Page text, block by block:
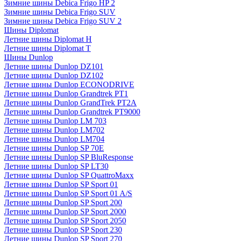
Зимние шины Debica Frigo HP 2
Зимние шины Debica Frigo SUV
Зимние шины Debica Frigo SUV 2
Шины Diplomat
Летние шины Diplomat H
Летние шины Diplomat T
Шины Dunlop
Летние шины Dunlop DZ101
Летние шины Dunlop DZ102
Летние шины Dunlop ECONODRIVE
Летние шины Dunlop Grandtrek PT1
Летние шины Dunlop GrandTrek PT2A
Летние шины Dunlop Grandtrek PT9000
Летние шины Dunlop LM 703
Летние шины Dunlop LM702
Летние шины Dunlop LM704
Летние шины Dunlop SP 70E
Летние шины Dunlop SP BluResponse
Летние шины Dunlop SP LT30
Летние шины Dunlop SP QuattroMaxx
Летние шины Dunlop SP Sport 01
Летние шины Dunlop SP Sport 01 A/S
Летние шины Dunlop SP Sport 200
Летние шины Dunlop SP Sport 2000
Летние шины Dunlop SP Sport 2050
Летние шины Dunlop SP Sport 230
Летние шины Dunlop SP Sport 270